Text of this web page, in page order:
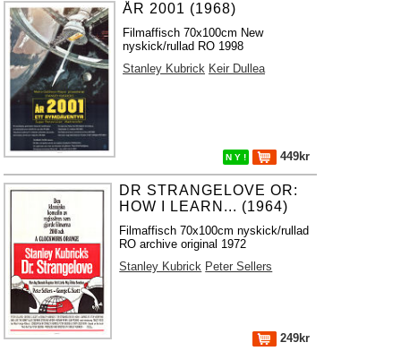
ÅR 2001 (1968)
Filmaffisch 70x100cm New
nyskick/rullad RO 1998
Stanley Kubrick Keir Dullea
N Y ! 449kr
DR STRANGELOVE OR:
HOW I LEARN... (1964)
Filmaffisch 70x100cm nyskick/rullad
RO archive original 1972
Stanley Kubrick Peter Sellers
249kr